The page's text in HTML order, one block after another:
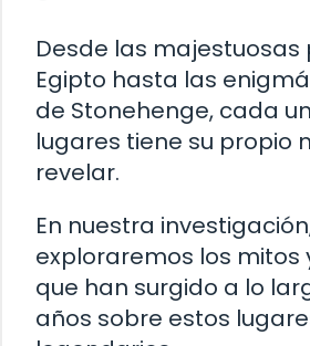
Desde las majestuosas
Egipto hasta las
de Stonehenge, cada
lugares tiene su propio
revelar.
En nuestra
exploraremos los mitos
que han surgido a lo
años sobre estos